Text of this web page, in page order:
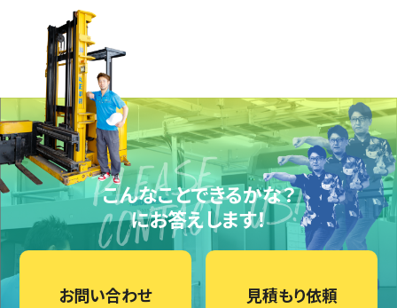
こんなことできるかな？
にお答えします！
お問い合わせ 見積もり依頼